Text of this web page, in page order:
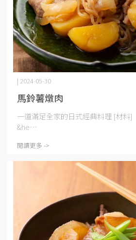
馬鈴薯燉肉
| 2024-05-30
一道滿足全家的日式經典料理 [材料]
&he⋯
閱讀更多 ->